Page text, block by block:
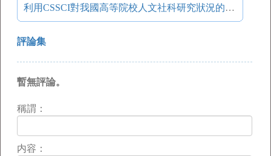
利用CSSCI對我國高等院校人文社科研究狀況的分析
評論集
暫無評論。
稱謂：
内容：